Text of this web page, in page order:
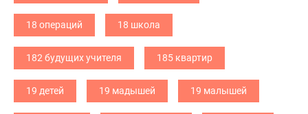
18 операций 18 школа
182 будущих учителя 185 квартир
19 детей 19 мадышей 19 малышей